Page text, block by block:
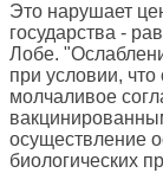
Это нарушает
государства -
Лобе.
при условии,
молчаливое
осуществление
биологических